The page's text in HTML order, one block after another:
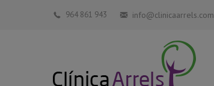
964 861 943 info@clinicaarrels.com